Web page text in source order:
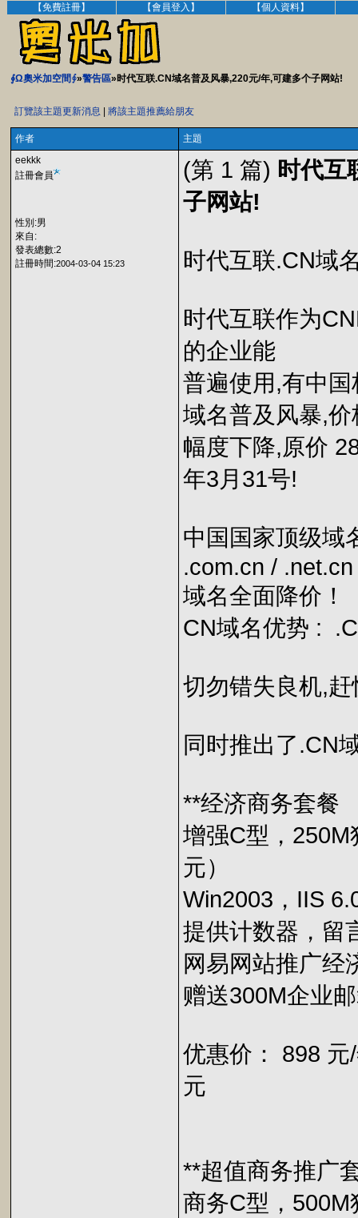
【免費註冊】 【會員登入】 【個人資料】
∮Ω奧米加空間∮»警告區»时代互联.CN域名普及风暴,220元/年,可建多个子网站!
訂覽該主題更新消息 將該主題推薦給朋友
作者
主題
eekkk
註冊會員
性別:男
來自:
發表總數:2
註冊時間:2004-03-04 15:23
(第 1 篇) 时代互
子网站!
时代互联.CN域
时代互联作为
的企业能
普遍使用,有中
域名普及风暴,价
幅度下降,原价
年3月31号!
中国国家顶级域
.com.cn /
域名全面降价
CN域名优势 :
切勿错失良机,
同时推出了.CN
**经济商务套餐
增强C型，250M
元）
Win2003，IIS
提供计数器，留
网易网站推广经
赠送300M企业
优惠价： 898
元
**超值商务推广
商务C型，500M